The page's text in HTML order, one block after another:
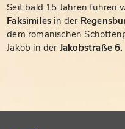
Seit bald 15 Jahren führen
Faksimiles in der
dem romanischen
Jakob in der Jakobstraße 6.